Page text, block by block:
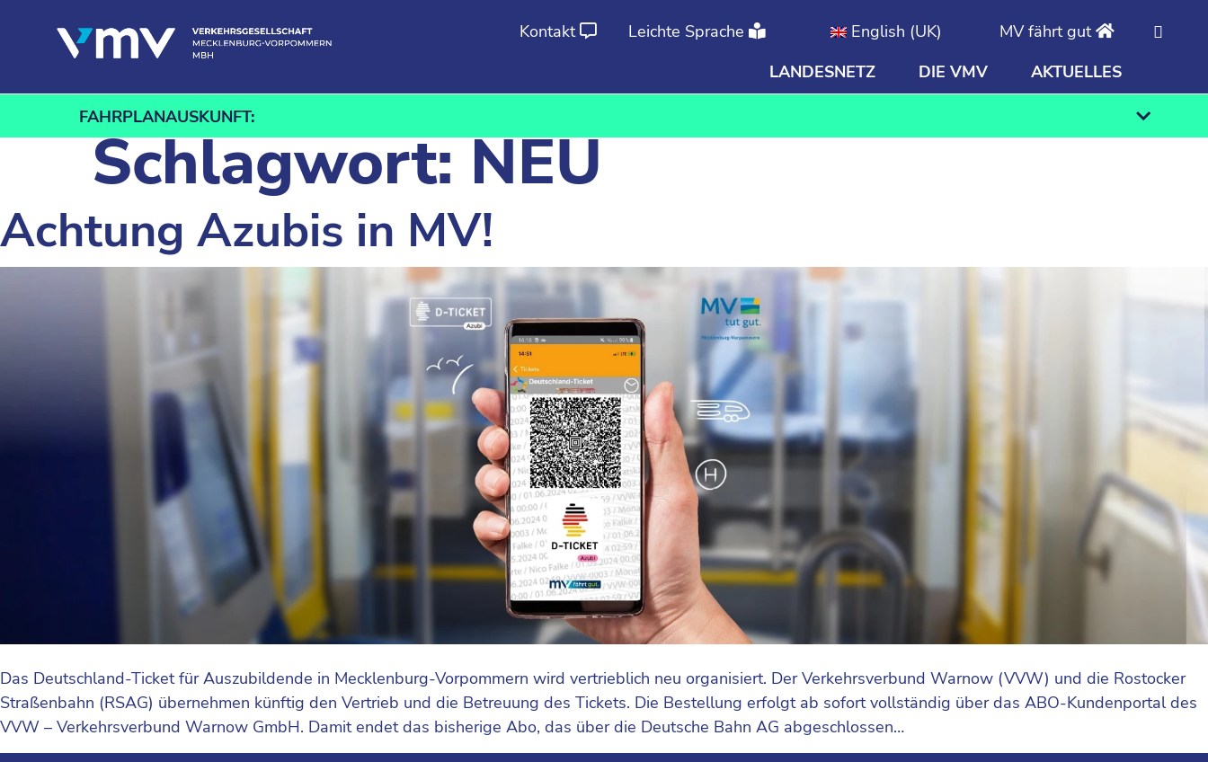
Kontakt
Leichte Sprache English (UK)
MV fährt gut
LANDESNETZ
DIE VMV
AKTUELLES
FAHRPLANAUSKUNFT:
Schlagwort:NEU
Achtung Azubis in MV!
Das Deutschland-Ticket für Auszubildende in Mecklenburg-Vorpommern wird vertrieblich neu organisiert. Der Verkehrsverbund Warnow (VVW) und die Rostocker
Straßenbahn (RSAG) übernehmen künftig den Vertrieb und die Betreuung des Tickets. Die Bestellung erfolgt ab sofort vollständig über das ABO-Kundenportal des
VVW – Verkehrsverbund Warnow GmbH. Damit endet das bisherige Abo, das über die Deutsche Bahn AG abgeschlossen…